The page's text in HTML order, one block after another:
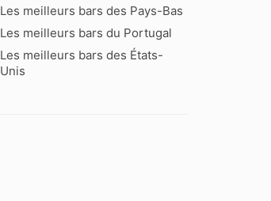
Les meilleurs bars des Pays-Bas
Les meilleurs bars du Portugal
Les meilleurs bars des États-
Unis